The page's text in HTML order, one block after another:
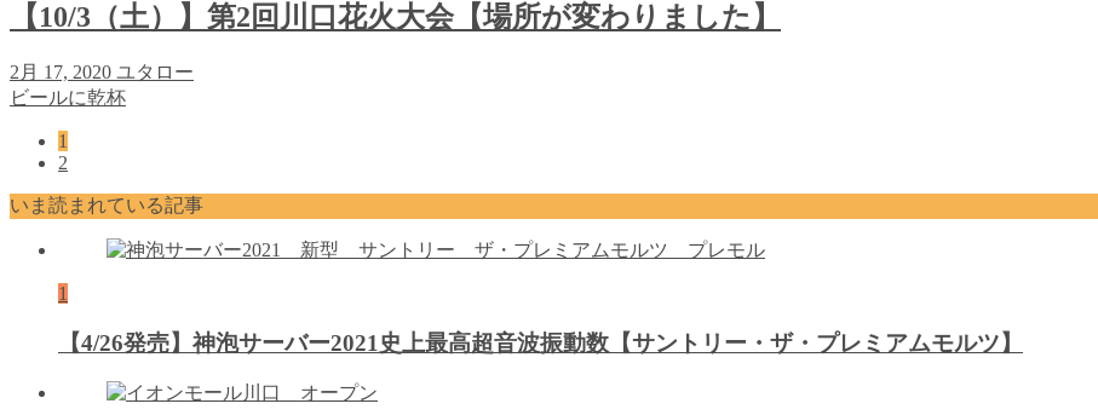
【10/3（土）】第2回川口花火大会【場所が変わりました】
2月 17, 2020 ユタロー
ビールに乾杯
1
2
いま読まれている記事
1
【4/26発売】神泡サーバー2021史上最高超音波振動数【サントリー・ザ・プレミアムモルツ】